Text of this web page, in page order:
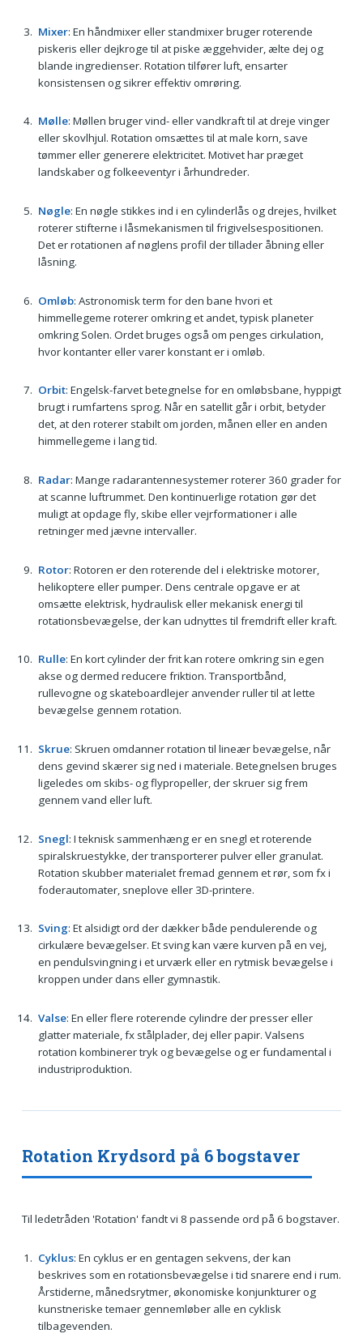
Mixer: En håndmixer eller standmixer bruger roterende
piskeris eller dejkroge til at piske æggehvider, ælte dej og
blande ingredienser. Rotation tilfører luft, ensarter
konsistensen og sikrer effektiv omrøring.
Mølle: Møllen bruger vind- eller vandkraft til at dreje vinger
eller skovlhjul. Rotation omsættes til at male korn, save
tømmer eller generere elektricitet. Motivet har præget
landskaber og folkeeventyr i århundreder.
Nøgle: En nøgle stikkes ind i en cylinderlås og drejes, hvilket
roterer stifterne i låsmekanismen til frigivelsespositionen.
Det er rotationen af nøglens profil der tillader åbning eller
låsning.
Omløb: Astronomisk term for den bane hvori et
himmellegeme roterer omkring et andet, typisk planeter
omkring Solen. Ordet bruges også om penges cirkulation,
hvor kontanter eller varer konstant er i omløb.
Orbit: Engelsk-farvet betegnelse for en omløbsbane, hyppigt
brugt i rumfartens sprog. Når en satellit går i orbit, betyder
det, at den roterer stabilt om jorden, månen eller en anden
himmellegeme i lang tid.
Radar: Mange radarantennesystemer roterer 360 grader for
at scanne luftrummet. Den kontinuerlige rotation gør det
muligt at opdage fly, skibe eller vejrformationer i alle
retninger med jævne intervaller.
Rotor: Rotoren er den roterende del i elektriske motorer,
helikoptere eller pumper. Dens centrale opgave er at
omsætte elektrisk, hydraulisk eller mekanisk energi til
rotationsbevægelse, der kan udnyttes til fremdrift eller kraft.
Rulle: En kort cylinder der frit kan rotere omkring sin egen
akse og dermed reducere friktion. Transportbånd,
rullevogne og skateboardlejer anvender ruller til at lette
bevægelse gennem rotation.
Skrue: Skruen omdanner rotation til lineær bevægelse, når
dens gevind skærer sig ned i materiale. Betegnelsen bruges
ligeledes om skibs- og flypropeller, der skruer sig frem
gennem vand eller luft.
Snegl: I teknisk sammenhæng er en snegl et roterende
spiralskruestykke, der transporterer pulver eller granulat.
Rotation skubber materialet fremad gennem et rør, som fx i
foderautomater, sneplove eller 3D-printere.
Sving: Et alsidigt ord der dækker både pendulerende og
cirkulære bevægelser. Et sving kan være kurven på en vej,
en pendulsvingning i et urværk eller en rytmisk bevægelse i
kroppen under dans eller gymnastik.
Valse: En eller flere roterende cylindre der presser eller
glatter materiale, fx stålplader, dej eller papir. Valsens
rotation kombinerer tryk og bevægelse og er fundamental i
industriproduktion.
Rotation Krydsord på 6 bogstaver
Til ledetråden 'Rotation' fandt vi 8 passende ord på 6 bogstaver.
Cyklus: En cyklus er en gentagen sekvens, der kan
beskrives som en rotationsbevægelse i tid snarere end i rum.
Årstiderne, månedsrytmer, økonomiske konjunkturer og
kunstneriske temaer gennemløber alle en cyklisk
tilbagevenden.